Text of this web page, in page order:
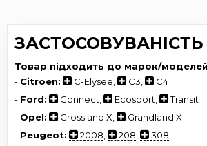
ЗАСТОСОВУВАНІСТЬ
Товар підходить до марок/
- Citroen: C-Elysee C3
C4
- Ford: Connect Ecosport
Transit
- Opel: Crossland X
Grandland X
- Peugeot: 2008 208
308